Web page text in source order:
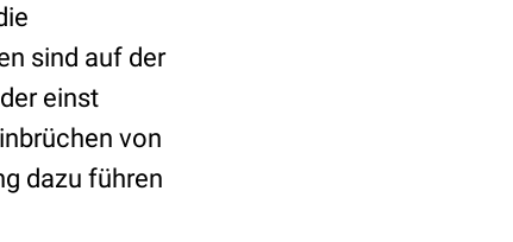
sind auf der
einst
von
dazu führen